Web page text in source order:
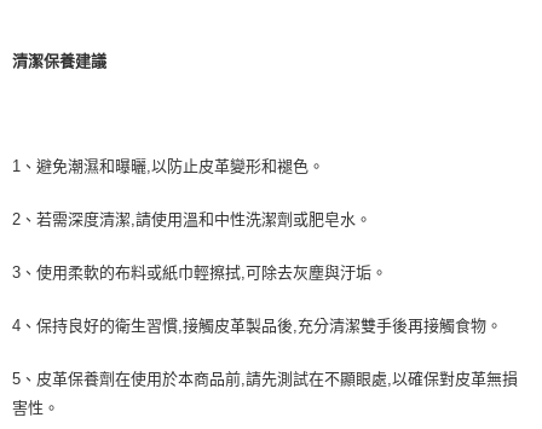
清潔保養建議
1、避免潮濕和曝曬,以防止皮革變形和褪色。
2、若需深度清潔,請使用溫和中性洗潔劑或肥皂水。
3、使用柔軟的布料或紙巾輕擦拭,可除去灰塵與汙垢。
4、保持良好的衛生習慣,接觸皮革製品後,充分清潔雙手後再接觸食物。
5、皮革保養劑在使用於本商品前,請先測試在不顯眼處,以確保對皮革無損
害性。